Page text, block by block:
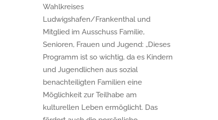
Wahlkreises
Ludwigshafen/Frankenthal und
Mitglied im Ausschuss Familie,
Senioren, Frauen und Jugend: „Dieses
Programm ist so wichtig, da es Kindern
und Jugendlichen aus sozial
benachteiligten Familien eine
Möglichkeit zur Teilhabe am
kulturellen Leben ermöglicht. Das